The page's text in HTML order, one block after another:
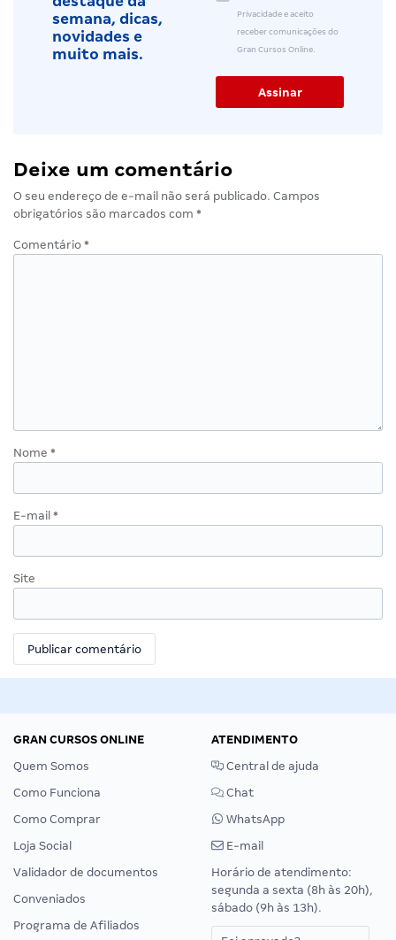
semana, dicas,
novidades e
muito mais.
Privacidade e aceito
receber comunicações do
Gran Cursos Online.
Deixe um comentário
O seu endereço de e-mail não será publicado. Campos
obrigatórios são marcados com *
Comentário *
Nome *
E-mail *
Site
GRAN CURSOS ONLINE
Quem Somos
Como Funciona
Como Comprar
Loja Social
Validador de documentos
Conveniados
Programa de Afiliados
ATENDIMENTO
Central de ajuda
Chat
WhatsApp
E-mail
Horário de atendimento:
segunda a sexta (8h às 20h),
sábado (9h às 13h).